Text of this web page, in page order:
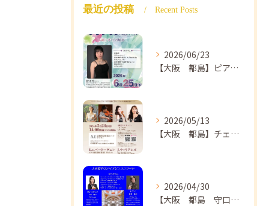
最近の投稿 Recent Posts
2026/06/23
【大阪 都島】ピアノ教室ならNAOMIミュージックスクール ピアノ講師 佐々木唯先生のコンサートのご案内🎵
2026/05/13
【大阪 都島】チェロ教室 NAOMIミュージックスクール❣️チェリスト中島紗理先生のコンサートのご案内🎵
2026/04/30
【大阪 都島 守口】ヴァイオリン教室❣️NAOMIミュージックスクール🎵ヴァイオリン講師 上田哲子先生のコンサートのご案内❗️